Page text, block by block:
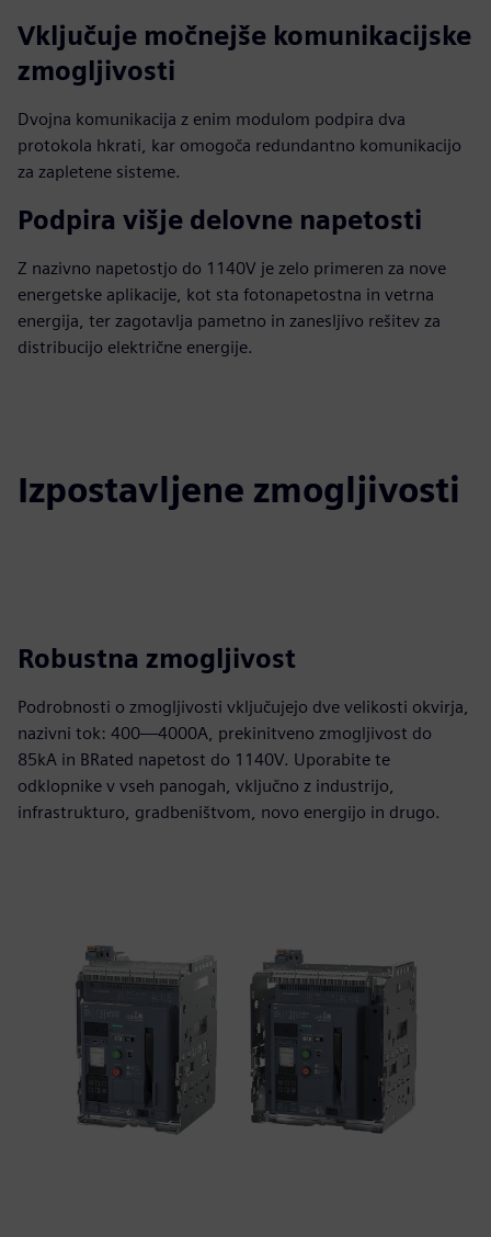
Vključuje močnejše komunikacijske
zmogljivosti
Dvojna komunikacija z enim modulom podpira dva
protokola hkrati, kar omogoča redundantno komunikacijo
za zapletene sisteme.
Podpira višje delovne napetosti
Z nazivno napetostjo do 1140V je zelo primeren za nove
energetske aplikacije, kot sta fotonapetostna in vetrna
energija, ter zagotavlja pametno in zanesljivo rešitev za
distribucijo električne energije.
Izpostavljene zmogljivosti
Robustna zmogljivost
Podrobnosti o zmogljivosti vključujejo dve velikosti okvirja,
nazivni tok: 400—4000A, prekinitveno zmogljivost do
85kA in BRated napetost do 1140V. Uporabite te
odklopnike v vseh panogah, vključno z industrijo,
infrastrukturo, gradbeništvom, novo energijo in drugo.